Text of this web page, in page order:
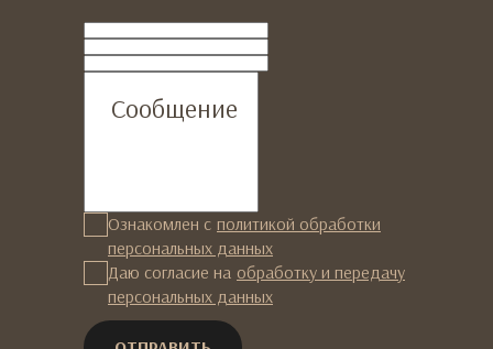
ФИО
Телефон
Email
Сообщение
Ознакомлен с политикой обработки
персональных данных
Даю согласие на обработку и передачу
персональных данных